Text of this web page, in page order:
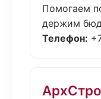
Помогаем
держим
Телефон: